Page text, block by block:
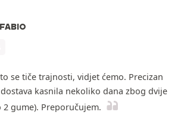
se tiče trajnosti, vidjet ćemo. Precizan
kasnila nekoliko dana zbog dvije
2 gume). Preporučujem.